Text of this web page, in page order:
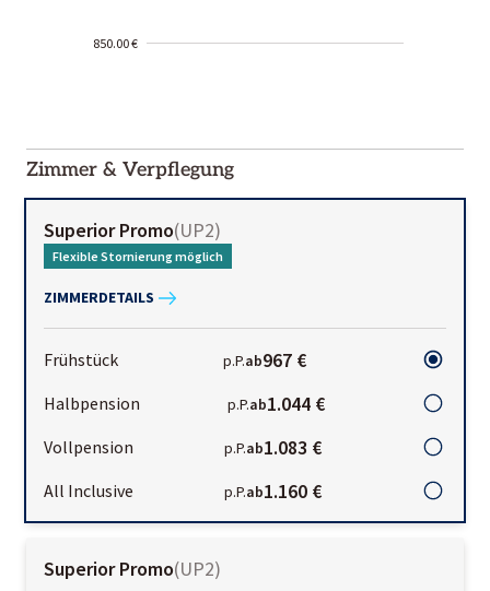
850.00 €
01-02
Zimmer & Verpflegung
Superior Promo(UP2)
Flexible Stornierung möglich
ZIMMERDETAILS
Frühstück p.P.ab967 €
Halbpension p.P.ab1.044 €
Vollpension p.P.ab1.083 €
All Inclusive p.P.ab1.160 €
Superior Promo(UP2)